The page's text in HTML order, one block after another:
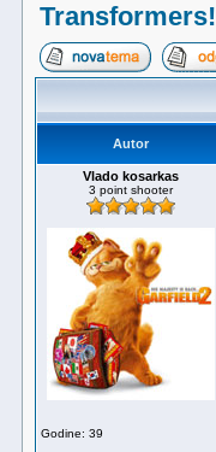
Transformers!
Autor
Vlado kosarkas
3 point shooter
Godine: 39